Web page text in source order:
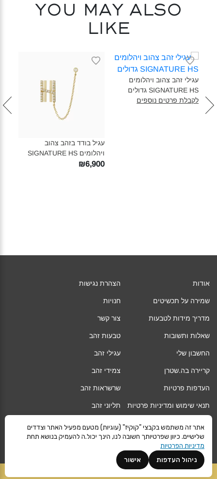
You may also
like
עגילי זהב צהוב ויהלומים
SIGNATURE HS גדולים‎
לקבלת פרטים נוספים
עגיל בודד בזהב צהוב
ויהלומים SIGNATURE HS‎
₪6,900
אודות
שמירה על תכשיטים
מדריך מידות לטבעות
שאלות ותשובות
החשבון שלי
קריירה בה.שטרן
העדפות פרטיות
תנאי שימוש ומדיניות פרטיות
החלפה/החזרה/ביטול עסקה
אחריות
משלוחים
הצהרת נגישות
חנויות
צור קשר
טבעות זהב
עגילי זהב
צמידי זהב
שרשראות זהב
תליוני זהב
גיפט קארד
מגזין
Vogue
קרא עוד
אתר זה משתמש בקבצי "קוקיז" (עוגיות) מטעם מפעיל האתר וצדדים
שלישיים. כיוון שפרטיותך חשובה לנו, הינך יכול.ה להעמיק בנושא תחת
מדיניות הפרטיות
אישור
ניהול העדפות